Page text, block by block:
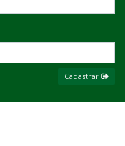
Cadastrar